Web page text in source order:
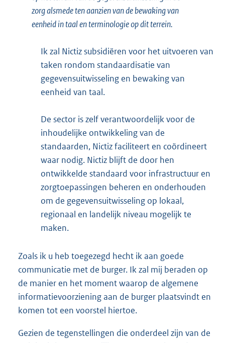
zorg alsmede ten aanzien van de bewaking van
eenheid in taal en terminologie op dit terrein.
Ik zal Nictiz subsidiëren voor het uitvoeren van
taken rondom standaardisatie van
gegevensuitwisseling en bewaking van
eenheid van taal.
De sector is zelf verantwoordelijk voor de
inhoudelijke ontwikkeling van de
standaarden, Nictiz faciliteert en coördineert
waar nodig. Nictiz blijft de door hen
ontwikkelde standaard voor infrastructuur en
zorgtoepassingen beheren en onderhouden
om de gegevensuitwisseling op lokaal,
regionaal en landelijk niveau mogelijk te
maken.
Zoals ik u heb toegezegd hecht ik aan goede
communicatie met de burger. Ik zal mij beraden op
de manier en het moment waarop de algemene
informatievoorziening aan de burger plaatsvindt en
komen tot een voorstel hiertoe.
Gezien de tegenstellingen die onderdeel zijn van de